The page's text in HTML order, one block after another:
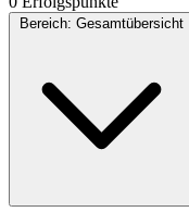
Bereich: Gesamtübersicht